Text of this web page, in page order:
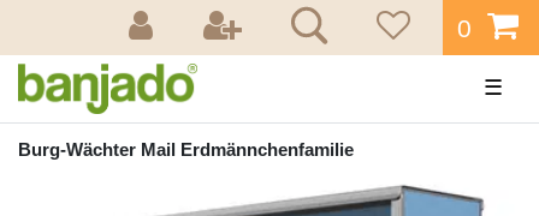
0
☰
Burg-Wächter Mail Erdmännchenfamilie